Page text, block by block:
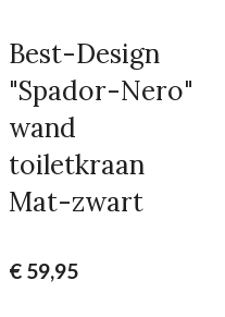
Best-Design
"Spador-Nero"
wand
toiletkraan
Mat-zwart
€ 59,95